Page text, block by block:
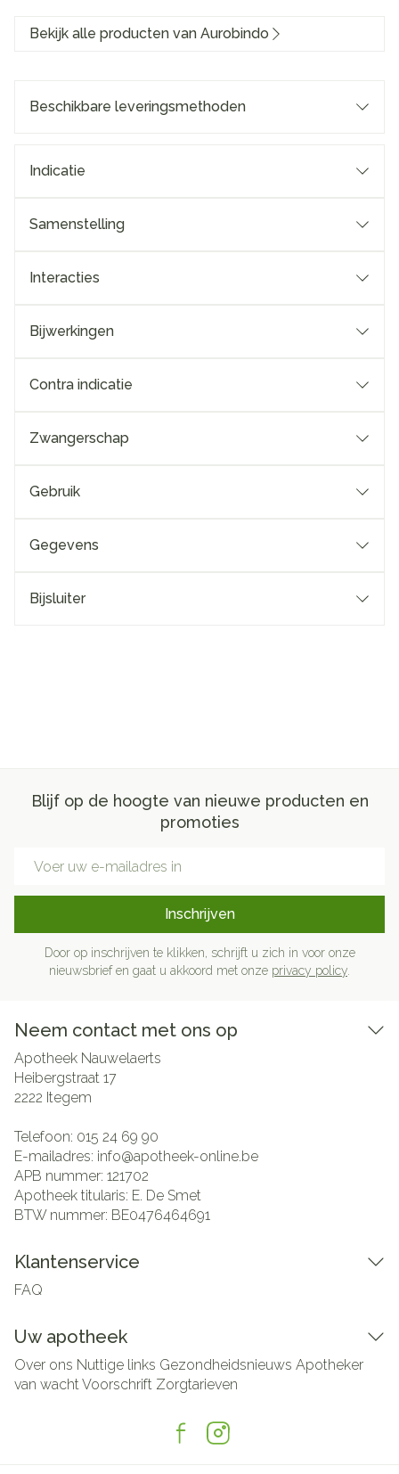
Bekijk alle producten van Aurobindo
Beschikbare leveringsmethoden
Indicatie
Samenstelling
Interacties
Bijwerkingen
Contra indicatie
Zwangerschap
Gebruik
Gegevens
Bijsluiter
Blijf op de hoogte van nieuwe producten en
promoties
Inschrijven
Door op inschrijven te klikken, schrijft u zich in voor onze
nieuwsbrief en gaat u akkoord met onze privacy policy
Neem contact met ons op
Apotheek Nauwelaerts
Heibergstraat 17
2222 Itegem
Telefoon: 015 24 69 90
E-mailadres: info@apotheek-online.be
APB nummer: 121702
Apotheek titularis: E. De Smet
BTW nummer: BE0476464691
Klantenservice
FAQ
Uw apotheek
Over ons Nuttige links Gezondheidsnieuws Apotheker
van wachtVoorschrift Zorgtarieven